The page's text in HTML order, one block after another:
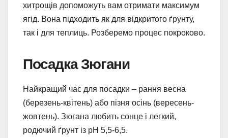
хитрощів допоможуть вам отримати максимум
ягід. Вона підходить як для відкритого ґрунту,
так і для теплиць. Розберемо процес покроково.
Посадка Зюгани
Найкращий час для посадки – рання весна
(березень-квітень) або пізня осінь (вересень-
жовтень). Зюгана любить сонце і легкий,
родючий ґрунт із pH 5,5-6,5.